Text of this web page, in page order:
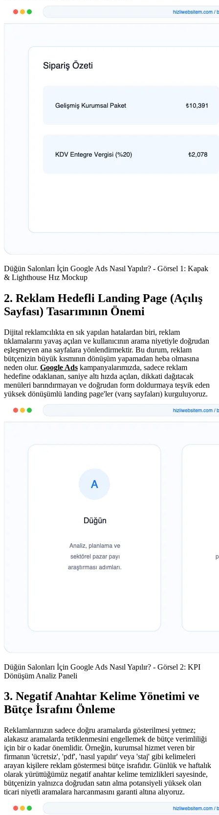
Düğün Salonları İçin Google Ads Nasıl Yapılır? - Görsel 1: Kapak
& Lighthouse Hız Mockup
2. Reklam Hedefli Landing Page (Açılış
Sayfası) Tasarımının Önemi
Dijital reklamcılıkta en sık yapılan hatalardan biri, reklam
tıklamalarını yavaş açılan ve kullanıcının arama niyetiyle doğrudan
eşleşmeyen ana sayfalara yönlendirmektir. Bu durum, reklam
bütçenizin büyük kısmının dönüşüm yapamadan heba olmasına
neden olur. Google Ads kampanyalarımızda, sadece reklam
hedefine odaklanan, saniye altı hızda açılan, dikkati dağıtacak
menüleri barındırmayan ve doğrudan form doldurmaya teşvik eden
yüksek dönüşümlü landing page'ler (varış sayfaları) kurguluyoruz.
Düğün Salonları İçin Google Ads Nasıl Yapılır? - Görsel 2: KPI
Dönüşüm Analiz Paneli
3. Negatif Anahtar Kelime Yönetimi ve
Bütçe İsrafını Önleme
Reklamlarınızın sadece doğru aramalarda gösterilmesi yetmez;
alakasız aramalarda tetiklenmesini engellemek de bütçe verimliliği
için bir o kadar önemlidir. Örneğin, kurumsal hizmet veren bir
firmanın 'ücretsiz', 'pdf', 'nasıl yapılır' veya 'staj' gibi kelimeleri
arayan kişilere reklam göstermesi bütçe israfıdır. Günlük ve haftalık
olarak yürüttüğümüz negatif anahtar kelime temizlikleri sayesinde,
bütçenizin yalnızca doğrudan satın alma potansiyeli yüksek olan
ticari niyetli aramalara harcanmasını garanti altına alıyoruz.